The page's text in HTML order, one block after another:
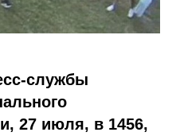
службы
27 июля, в 1456,